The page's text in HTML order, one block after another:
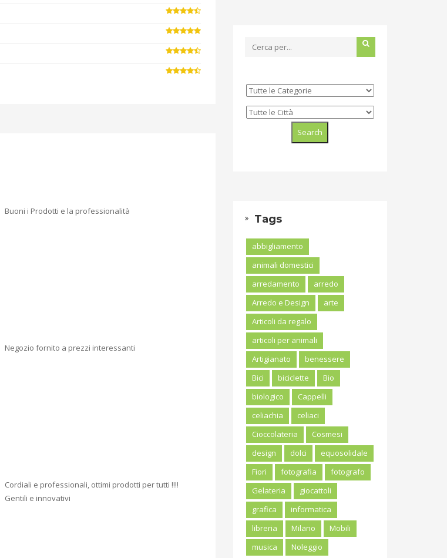
Buoni i Prodotti e la professionalità
Negozio fornito a prezzi interessanti
Cordiali e professionali, ottimi prodotti per tutti !!!!
Gentili e innovativi
Tags
abbigliamento
animali domestici
arredamento
arredo
Arredo e Design
arte
Articoli da regalo
articoli per animali
Artigianato
benessere
Bici
biciclette
Bio
biologico
Cappelli
celiachia
celiaci
Cioccolateria
Cosmesi
design
dolci
equosolidale
Fiori
fotografia
fotografo
Gelateria
giocattoli
grafica
informatica
libreria
Milano
Mobili
musica
Noleggio